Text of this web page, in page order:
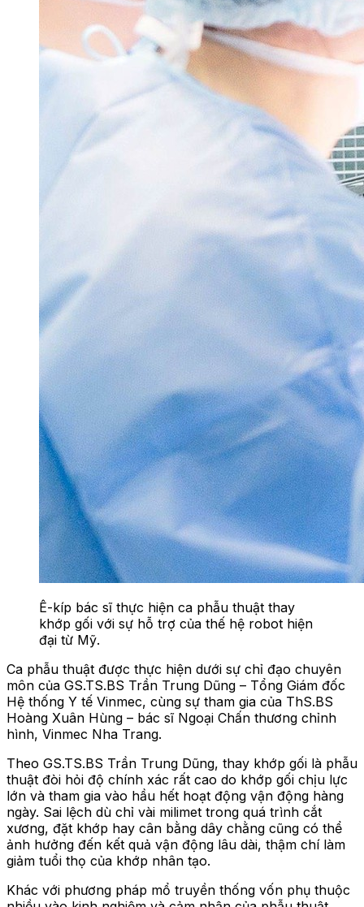
Ê-kíp bác sĩ thực hiện ca phẫu thuật thay
khớp gối với sự hỗ trợ của thế hệ robot hiện
đại từ Mỹ.
Ca phẫu thuật được thực hiện dưới sự chỉ đạo chuyên
môn của GS.TS.BS Trần Trung Dũng – Tổng Giám đốc
Hệ thống Y tế Vinmec, cùng sự tham gia của ThS.BS
Hoàng Xuân Hùng – bác sĩ Ngoại Chấn thương chỉnh
hình, Vinmec Nha Trang.
Theo GS.TS.BS Trần Trung Dũng, thay khớp gối là phẫu
thuật đòi hỏi độ chính xác rất cao do khớp gối chịu lực
lớn và tham gia vào hầu hết hoạt động vận động hàng
ngày. Sai lệch dù chỉ vài milimet trong quá trình cắt
xương, đặt khớp hay cân bằng dây chằng cũng có thể
ảnh hưởng đến kết quả vận động lâu dài, thậm chí làm
giảm tuổi thọ của khớp nhân tạo.
Khác với phương pháp mổ truyền thống vốn phụ thuộc